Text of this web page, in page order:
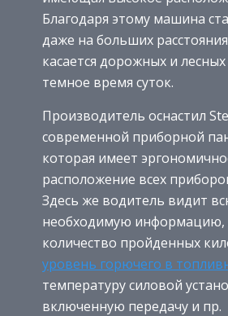
Благодаря этому машина
даже на больших
касается дорожных и лесных
темное время суток.
Производитель оснастил
современной приборной
которая имеет
расположение всех
Здесь же водитель видит
необходимую информацию,
количество пройденных
уровень горючего в
температуру силовой
включенную передачу и пр.